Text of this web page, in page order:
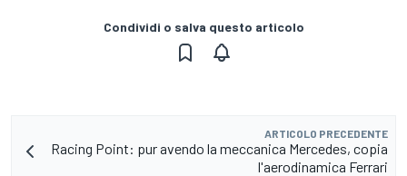
Condividi o salva questo articolo
ARTICOLO PRECEDENTE
Racing Point: pur avendo la meccanica Mercedes, copia
l'aerodinamica Ferrari